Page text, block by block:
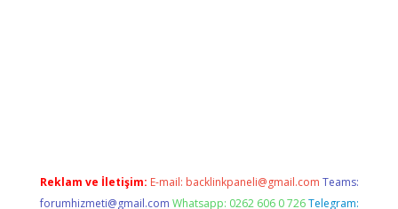
Reklam ve İletişim: E-mail: backlinkpaneli@gmail.com Teams:
forumhizmeti@gmail.com Whatsapp: 0262 606 0 726 Telegram: